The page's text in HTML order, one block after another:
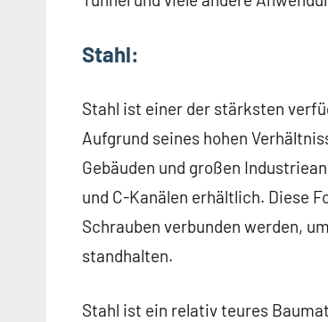
Stahl:
Stahl ist einer der stärksten
Aufgrund seines hohen
Gebäuden und großen
und C-Kanälen erhältlich. Diese
Schrauben verbunden werden,
standhalten.
Stahl ist ein relativ teures